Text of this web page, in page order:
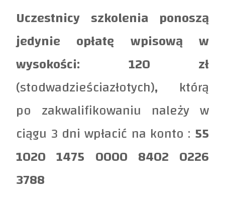
Uczestnicy szkolenia ponoszą
jedynie opłatę wpisową w
wysokości: 120 zł
(stodwadzieściazłotych), którą
po zakwalifikowaniu należy w
ciągu 3 dni wpłacić na konto : 55
1020 1475 0000 8402 0226
3788